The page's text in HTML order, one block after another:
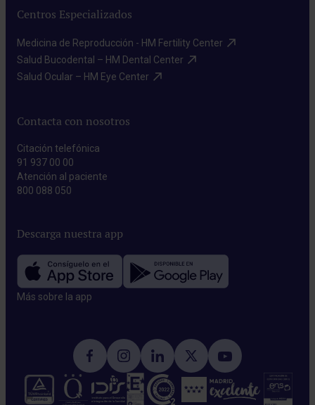
Centros Especializados
Medicina de Reproducción - HM Fertility Center​
Salud Bucodental – HM Dental Center​
Salud Ocular – HM Eye Center​
Contacta con nosotros
Citación telefónica
91 937 00 00
Atención al paciente
800 088 050
Descarga nuestra app
Más sobre la app​